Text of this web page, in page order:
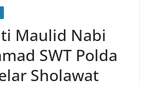
Maulid Nabi
SWT Polda
Sholawat